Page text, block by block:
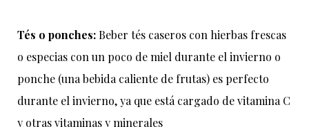
Tés o ponches:Beber tés caseros con hierbas frescas
o especias con un poco demiel durante el invierno o
ponche (una bebida caliente de frutas) es perfecto
durante el invierno,ya que está cargado devitamina C
y otrasvitaminasyminerales